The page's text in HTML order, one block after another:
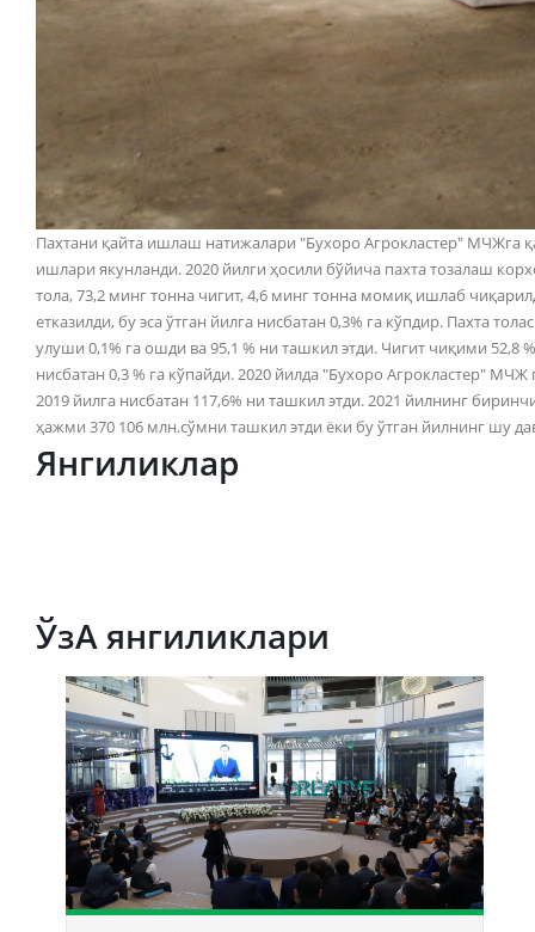
Пахтани қайта ишлаш натижалари "Бухоро Агрокластер" МЧЖга
ишлари якунланди. 2020 йилги ҳосили бўйича пахта тозалаш
тола, 73,2 минг тонна чигит, 4,6 минг тонна момиқ ишлаб
етказилди, бу эса ўтган йилга нисбатан 0,3% га кўпдир. Пахта
улуши 0,1% га ошди ва 95,1 % ни ташкил этди. Чигит чиқими 52,8
нисбатан 0,3 % га кўпайди. 2020 йилда "Бухоро Агрокластер"
2019 йилга нисбатан 117,6% ни ташкил этди. 2021 йилнинг
ҳажми 370 106 млн.сўмни ташкил этди ёки бу ўтган йилнинг шу
Янгиликлар
ЎзА янгиликлари